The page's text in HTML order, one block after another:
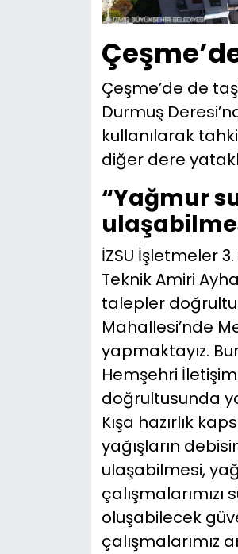
Çeşme’de de
Durmuş
kullanılarak
diğer dere
“Yağmur
İZSU İşletmeler
Teknik Amiri
talepler
Mahallesi’nde
yapmaktayız.
Hemşehri
doğrultusunda
Kışa hazırlık
yağışların
ulaşabilmesi,
oluşabilecek
çalışmalarımız